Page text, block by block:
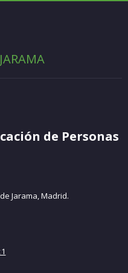
de Personas
Jarama, Madrid.